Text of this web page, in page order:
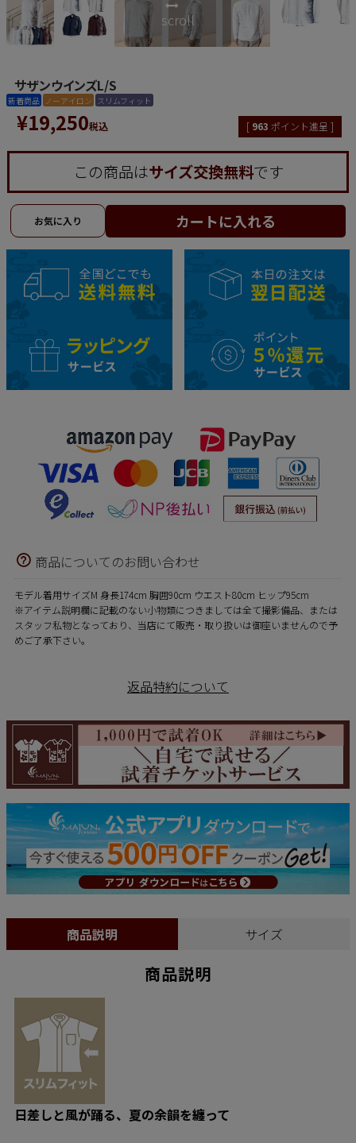
scroll
サザンウインズL/S
新着商品 ノーアイロン スリムフィット
¥19,250税込 [ 963 ポイント進呈 ]
この商品はサイズ交換無料です
カートに入れる
商品についてのお問い合わせ
モデル着用サイズM 身長174cm 胸囲90cm ウエスト80cm ヒップ95cm
※アイテム説明欄に記載のない小物類につきましては全て撮影備品、または
スタッフ私物となっており、当店にて販売・取り扱いは御座いませんので予
めご了承下さい。
返品特約について
商品説明 サイズ
商品説明
日差しと風が踊る、夏の余韻を纏って